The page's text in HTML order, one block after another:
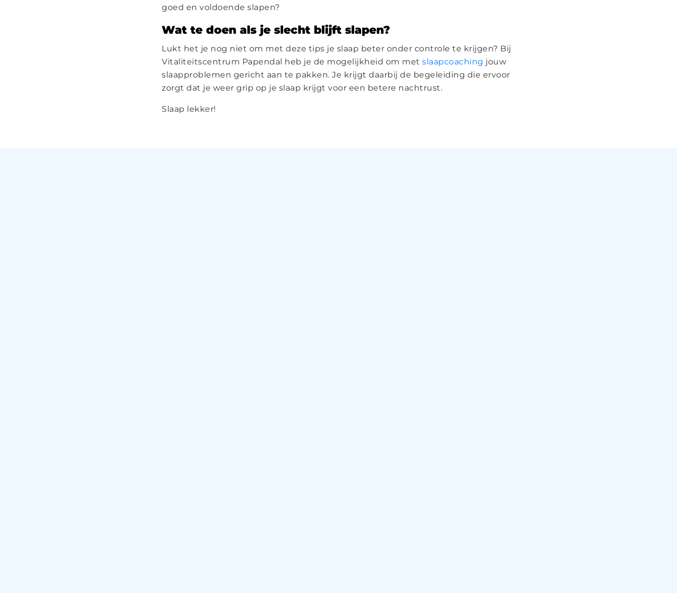
goed en voldoende slapen?
Wat te doen als je slecht blijft slapen?
Lukt het je nog niet om met deze tips je slaap beter onder controle te krijgen? Bij
Vitaliteitscentrum Papendal heb je de mogelijkheid om metslaapcoaching jouw
slaapproblemen gericht aan te pakken. Je krijgt daarbij de begeleiding die ervoor
zorgt dat je weer grip op je slaap krijgt voor een betere nachtrust.
Slaap lekker!